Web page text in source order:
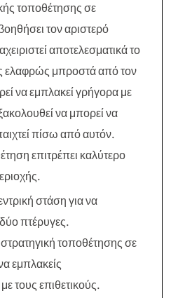
τοποθέτησης σε
τον αριστερό
αποτελεσματικά το
ελαφρώς μπροστά από τον
να εμπλακεί γρήγορα με
να μπορεί να
πίσω από αυτόν.
επιτρέπει καλύτερο
στάση για να
δύο πτέρυγες.
τοποθέτησης σε
εμπλακείς
τους επιθετικούς.